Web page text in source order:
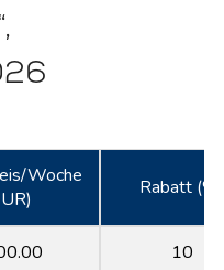
Woche
Rabatt (%)
10